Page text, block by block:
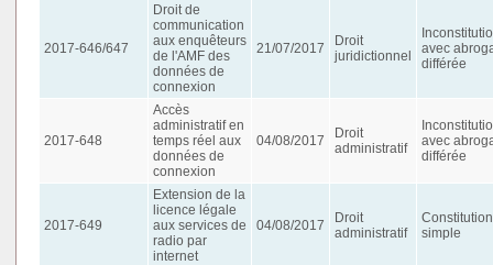
2017-646/647
Droit de
communication
aux enquêteurs
de l'AMF des
données de
connexion
21/07/2017
Droit
juridictionnel
avec
différée
2017-648
Accès
administratif en
temps réel aux
données de
connexion
04/08/2017
Droit
administratif
avec
différée
2017-649
Extension de la
licence légale
aux services de
radio par
internet
04/08/2017
Droit
administratif
simple